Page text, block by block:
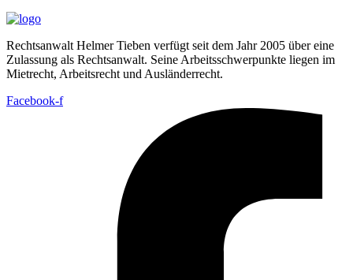
Rechtsanwalt Helmer Tieben verfügt seit dem Jahr 2005 über eine
Zulassung als Rechtsanwalt. Seine Arbeitsschwerpunkte liegen im
Mietrecht, Arbeitsrecht und Ausländerrecht.
Facebook-f